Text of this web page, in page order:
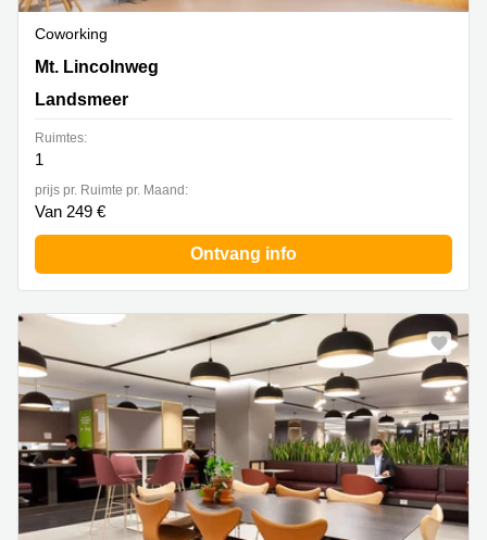
Coworking
Mt. Lincolnweg 38-40, Landsmeer
Mt. Lincolnweg
Landsmeer
Ruimtes:
1
prijs pr. Ruimte pr. Maand:
Van 249 €
Ontvang info